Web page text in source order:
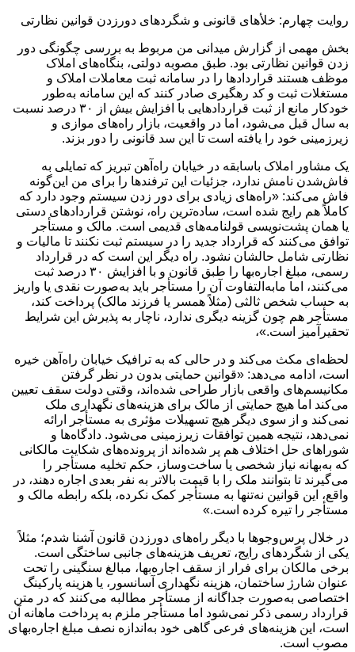
روایت چهارم: خلأهای قانونی و شگردهای دورزدن قوانین نظارتی
بخش مهمی از گزارش میدانی من مربوط به بررسی چگونگی دور
زدن قوانین نظارتی بود. طبق مصوبه دولتی، بنگاه‌های املاک
موظف هستند قراردادها را در سامانه ثبت معاملات املاک و
مستغلات ثبت و کد رهگیری صادر کنند که این سامانه به‌طور
خودکار مانع از ثبت قراردادهایی با افزایش بیش از ۳۰ درصد نسبت
به سال قبل می‌شود، اما در واقعیت، بازار راه‌های موازی و
زیرزمینی خود را یافته است تا این سد قانونی را دور بزند.
یک مشاور املاک باسابقه در خیابان راه‌آهن تبریز که تمایلی به
فاش‌شدن نامش ندارد، جزئیات این ترفندها را برای من این‌گونه
فاش می‌کند: «راه‌های زیادی برای دور زدن سیستم وجود دارد که
کاملاً هم رایج شده است، ساده‌ترین راه، نوشتن قراردادهای دستی
یا همان پشت‌نویسی قولنامه‌های قدیمی است. مالک و مستأجر
توافق می‌کنند که قرارداد جدید را در سیستم ثبت نکنند تا مالیات و
نظارتی شامل حالشان نشود. راه دیگر این است که در قرارداد
رسمی، مبلغ اجاره‌بها را طبق قانون و با افزایش ۳۰ درصد ثبت
می‌کنند، اما مابه‌التفاوت آن را مستأجر باید به‌صورت نقدی یا واریز
به حساب شخص ثالثی (مثلاً همسر یا فرزند مالک) پرداخت کند،
مستأجر هم چون گزینه دیگری ندارد، ناچار به پذیرش این شرایط
تحقیرآمیز است.»،
لحظه‌ای مکث می‌کند و در حالی که به ترافیک خیابان راه‌آهن خیره
است، ادامه می‌دهد: «قوانین حمایتی بدون در نظر گرفتن
مکانیسم‌های واقعی بازار طراحی شده‌اند، وقتی دولت سقف تعیین
می‌کند اما هیچ حمایتی از مالک برای هزینه‌های نگهداری ملک
نمی‌کند و از سوی دیگر هیچ تسهیلات مؤثری به مستأجر ارائه
نمی‌دهد، نتیجه همین توافقات زیرزمینی می‌شود. دادگاه‌ها و
شوراهای حل اختلاف هم پر شده‌اند از پرونده‌های شکایت مالکانی
که به‌بهانه نیاز شخصی یا ساخت‌وساز، حکم تخلیه مستأجر را
می‌گیرند تا بتوانند ملک را با قیمت بالاتر به نفر بعدی اجاره دهند، در
واقع، این قوانین نه‌تنها به مستأجر کمک نکرده، بلکه رابطه مالک و
مستأجر را تیره کرده است.»
در خلال پرس‌وجوها با دیگر راه‌های دورزدن قانون آشنا شدم؛ مثلاً
یکی از شگردهای رایج، تعریف هزینه‌های جانبی ساختگی است.
برخی مالکان برای فرار از سقف اجاره‌بها، مبالغ سنگینی را تحت
عنوان شارژ ساختمان، هزینه نگهداری آسانسور، یا هزینه پارکینگ
اختصاصی به‌صورت جداگانه از مستأجر مطالبه می‌کنند که در متن
قرارداد رسمی ذکر نمی‌شود اما مستأجر ملزم به پرداخت ماهانه آن
است، این هزینه‌های فرعی گاهی خود به‌اندازه نصف مبلغ اجاره‌بهای
مصوب است.